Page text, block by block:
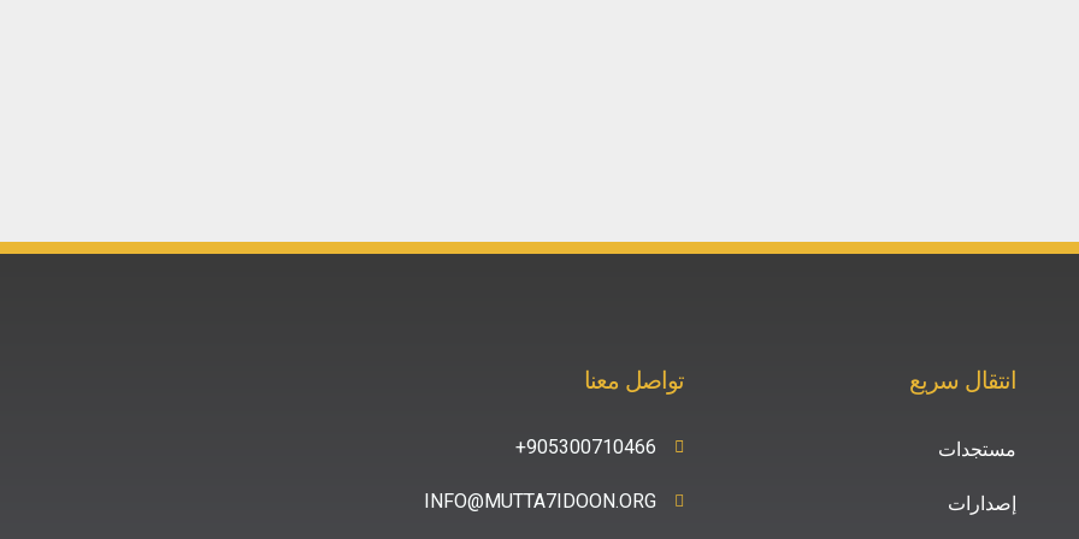
انتقال سريع
مستجدات
إصدارات
تواصل معنا
905300710466+
INFO@MUTTA7IDOON.ORG